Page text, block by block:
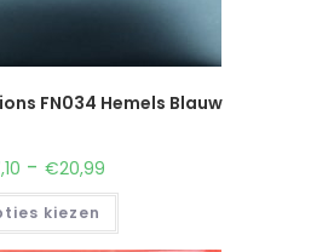
FN034 Hemels Blauw
- €20,99
kiezen